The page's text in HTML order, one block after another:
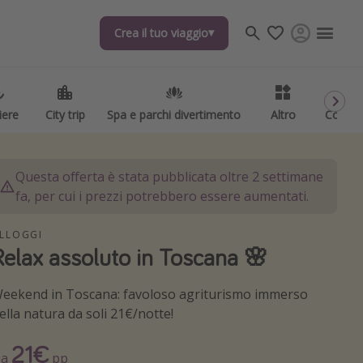
Crea il tuo viaggio
City trip Spa e parchi divertimento Altro Codici
Crea il tuo viaggio
City trip Spa e parchi divertimento Altro Codici
Questa offerta è stata pubblicata oltre 2 settimane
fa, per cui i prezzi potrebbero essere aumentati.
assoluto in Toscana 🌸
in Toscana: favoloso agriturismo immerso
natura da soli 21€/notte!
21€ pp